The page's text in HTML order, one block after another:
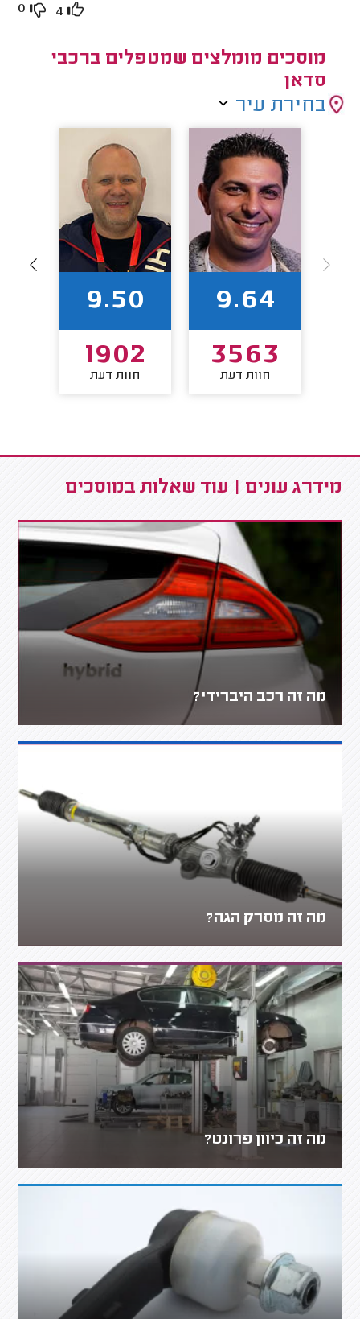
4
0
מוסכים מומלצים שמטפלים ברכבי
סדאן
בחירת עיר
9.64
3563
חוות דעת
9.50
1902
חוות דעת
מידרג עונים | עוד שאלות במוסכים
מה זה רכב היברידי?
מה זה מסרק הגה?
מה זה כיוון פרונט?